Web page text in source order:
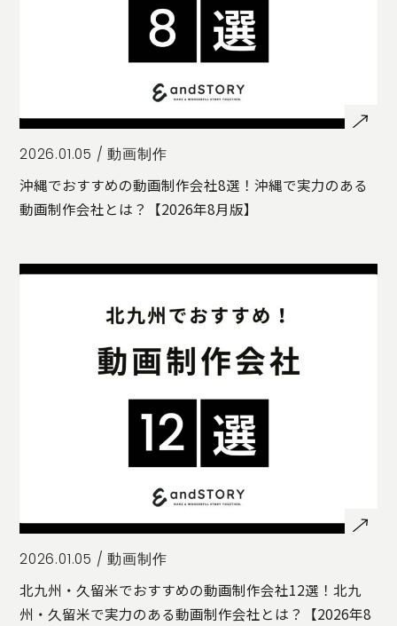
2026.01.05 /動画制作
沖縄でおすすめの動画制作会社8選！沖縄で実力のある
動画制作会社とは？【2026年8月版】
2026.01.05 /動画制作
北九州・久留米でおすすめの動画制作会社12選！北九
州・久留米で実力のある動画制作会社とは？【2026年8